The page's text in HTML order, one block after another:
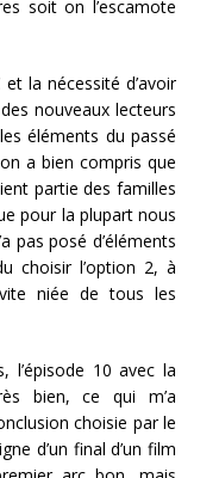
soit on l’escamote
la nécessité d’avoir
nouveaux lecteurs
éléments du passé
a bien compris que
partie des familles
pour la plupart nous
pas posé d’éléments
choisir l’option 2, à
niée de tous les
l’épisode 10 avec la
bien, ce qui m’a
choisie par le
d’un final d’un film